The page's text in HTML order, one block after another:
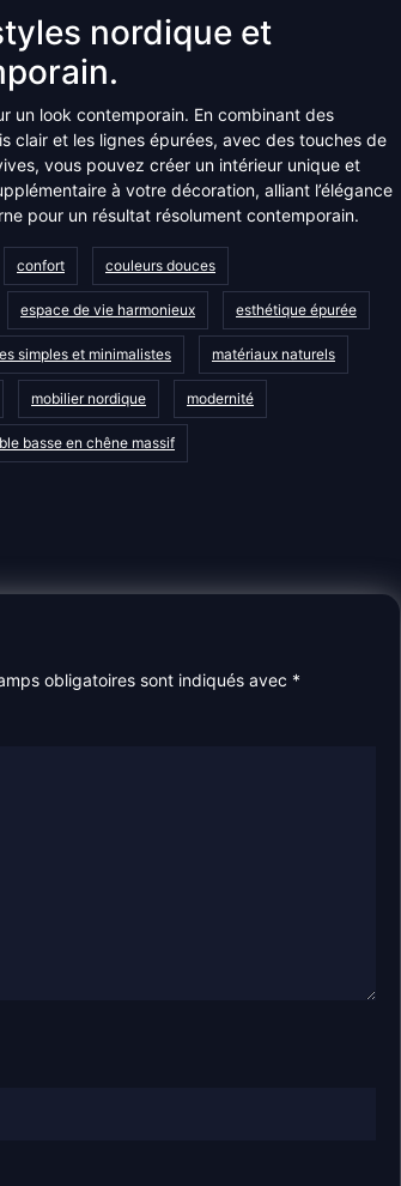
nordique et
un look contemporain. En combinant des
clair et les lignes épurées, avec des touches de
vous pouvez créer un intérieur unique et
à votre décoration, alliant l’élégance
pour un résultat résolument contemporain.
confort couleurs douces
espace de vie harmonieux esthétique épurée
simples et minimalistes matériaux naturels
mobilier nordique modernité
basse en chêne massif
obligatoires sont indiqués avec *